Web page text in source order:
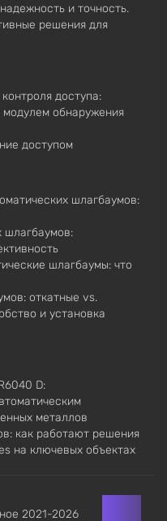
и точность.
решения для
доступа:
модулем обнаружения
доступом
шлагбаумов:
шлагбаумов:
шлагбаумы: что
откатные vs.
и установка
D:
металлов
как работают решения
на ключевых объектах
2021-2026